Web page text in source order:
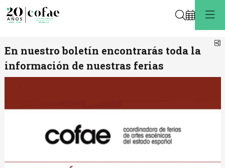
Buscar
En nuestro boletín encontrarás toda la
información de nuestras ferias